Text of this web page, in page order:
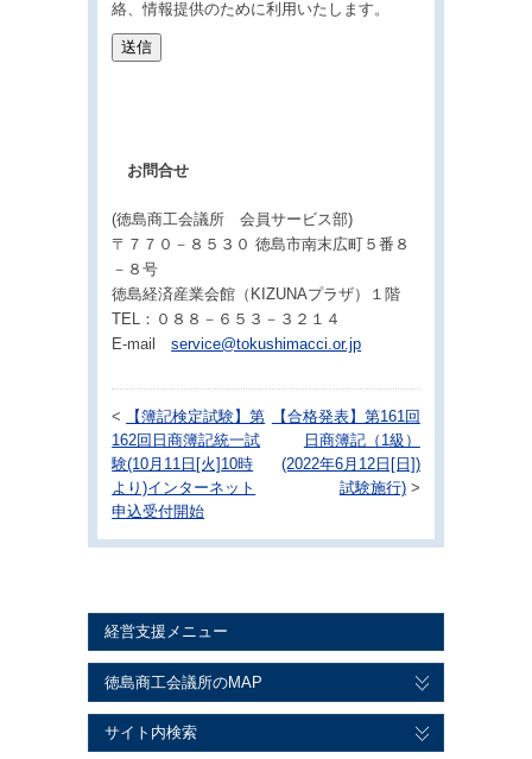
絡、情報提供のために利用いたします。
お問合せ
(徳島商工会議所 会員サービス部)
〒７７０－８５３０ 徳島市南末広町５番８
－８号
徳島経済産業会館（KIZUNAプラザ）１階
TEL：０８８－６５３－３２１４
E-mailservice@tokushimacci.or.jp
<
【簿記検定試験】第
162回日商簿記統一試
験(10月11日[火]10時
より)インターネット
申込受付開始
【合格発表】第161回
日商簿記（1級）
(2022年6月12日[日])
試験施行)>
経営支援メニュー
徳島商工会議所のMAP
サイト内検索